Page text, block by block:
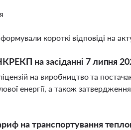
короткі відповіді на
на засіданні 7 липня
на виробництво та
енергії, а також
на транспортування